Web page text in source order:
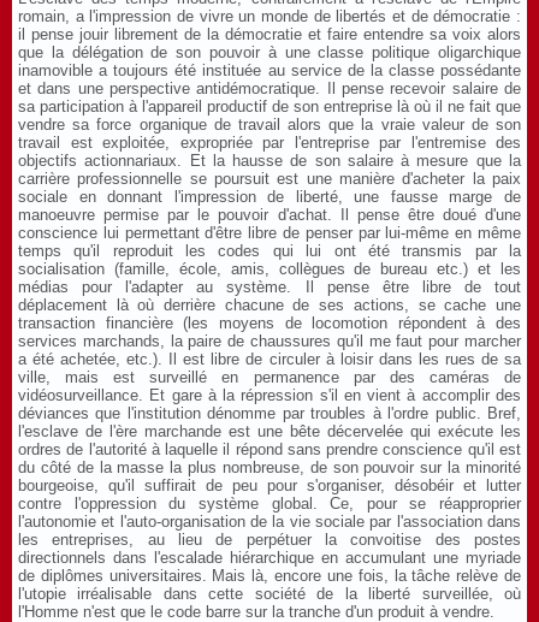
romain, a l'impression de vivre un monde de libertés et de démocratie :
il pense jouir librement de la démocratie et faire entendre sa voix alors
que la délégation de son pouvoir à une classe politique oligarchique
inamovible a toujours été instituée au service de la classe possédante
et dans une perspective antidémocratique. Il pense recevoir salaire de
sa participation à l'appareil productif de son entreprise là où il ne fait que
vendre sa force organique de travail alors que la vraie valeur de son
travail est exploitée, expropriée par l'entreprise par l'entremise des
objectifs actionnariaux. Et la hausse de son salaire à mesure que la
carrière professionnelle se poursuit est une manière d'acheter la paix
sociale en donnant l'impression de liberté, une fausse marge de
manoeuvre permise par le pouvoir d'achat. Il pense être doué d'une
conscience lui permettant d'être libre de penser par lui-même en même
temps qu'il reproduit les codes qui lui ont été transmis par la
socialisation (famille, école, amis, collègues de bureau etc.) et les
médias pour l'adapter au système. Il pense être libre de tout
déplacement là où derrière chacune de ses actions, se cache une
transaction financière (les moyens de locomotion répondent à des
services marchands, la paire de chaussures qu'il me faut pour marcher
a été achetée, etc.). Il est libre de circuler à loisir dans les rues de sa
ville, mais est surveillé en permanence par des caméras de
vidéosurveillance. Et gare à la répression s'il en vient à accomplir des
déviances que l'institution dénomme par troubles à l'ordre public. Bref,
l'esclave de l'ère marchande est une bête décervelée qui exécute les
ordres de l'autorité à laquelle il répond sans prendre conscience qu'il est
du côté de la masse la plus nombreuse, de son pouvoir sur la minorité
bourgeoise, qu'il suffirait de peu pour s'organiser, désobéir et lutter
contre l'oppression du système global. Ce, pour se réapproprier
l'autonomie et l'auto-organisation de la vie sociale par l'association dans
les entreprises, au lieu de perpétuer la convoitise des postes
directionnels dans l'escalade hiérarchique en accumulant une myriade
de diplômes universitaires. Mais là, encore une fois, la tâche relève de
l'utopie irréalisable dans cette société de la liberté surveillée, où
l'Homme n'est que le code barre sur la tranche d'un produit à vendre.